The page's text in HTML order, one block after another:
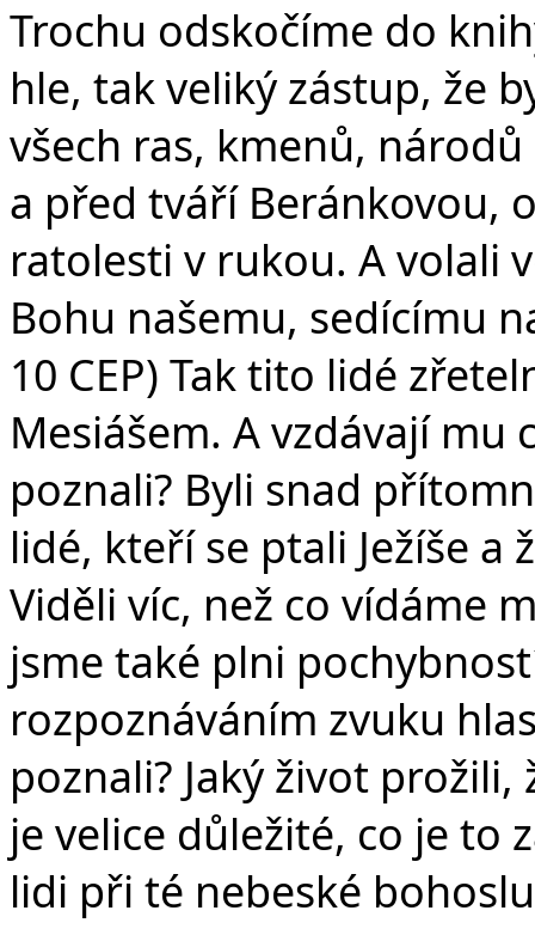
Trochu odskočíme do
hle, tak veliký zástup, že
všech ras, kmenů,
a před tváří Beránkovou,
ratolesti v rukou. A volali
Bohu našemu, sedícímu
10 CEP) Tak tito lidé
Mesiášem. A vzdávají mu
poznali? Byli snad
lidé, kteří se ptali Ježíše a
Viděli víc, než co vídáme
jsme také plni
rozpoznáváním zvuku
poznali? Jaký život
je velice důležité, co je to
lidi při té nebeské